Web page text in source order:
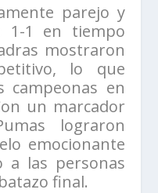
parejo y
1-1 en tiempo
mostraron
lo que
en
un marcador
lograron
emocionante
a las personas
final.